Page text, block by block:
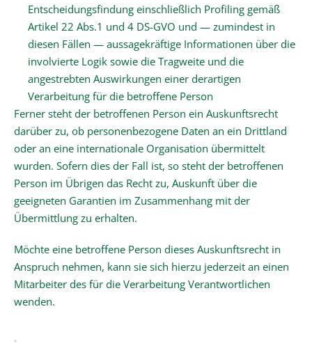
Entscheidungsfindung einschließlich Profiling gemäß
Artikel 22 Abs.1 und 4 DS-GVO und — zumindest in
diesen Fällen — aussagekräftige Informationen über die
involvierte Logik sowie die Tragweite und die
angestrebten Auswirkungen einer derartigen
Verarbeitung für die betroffene Person
Ferner steht der betroffenen Person ein Auskunftsrecht
darüber zu, ob personenbezogene Daten an ein Drittland
oder an eine internationale Organisation übermittelt
wurden. Sofern dies der Fall ist, so steht der betroffenen
Person im Übrigen das Recht zu, Auskunft über die
geeigneten Garantien im Zusammenhang mit der
Übermittlung zu erhalten.
Möchte eine betroffene Person dieses Auskunftsrecht in
Anspruch nehmen, kann sie sich hierzu jederzeit an einen
Mitarbeiter des für die Verarbeitung Verantwortlichen
wenden.